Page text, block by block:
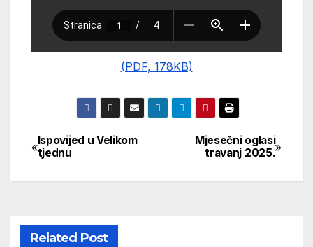
(PDF, 178KB)
Navigacija
objava
Mjesečni oglasi
travanj 2025.
Ispovijed u Velikom
tjednu
Related Post